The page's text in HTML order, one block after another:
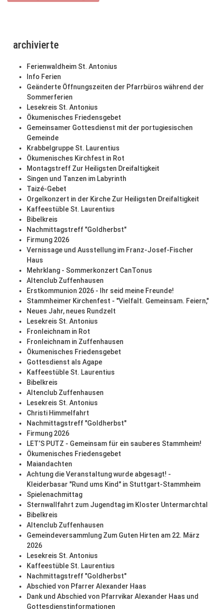
archivierte
Ferienwaldheim St. Antonius
Info Ferien
Geänderte Öffnungszeiten der Pfarrbüros während der
Sommerferien
Lesekreis St. Antonius
Ökumenisches Friedensgebet
Gemeinsamer Gottesdienst mit der portugiesischen
Gemeinde
Krabbelgruppe St. Laurentius
Ökumenisches Kirchfest in Rot
Montagstreff Zur Heiligsten Dreifaltigkeit
Singen und Tanzen im Labyrinth
Taizé-Gebet
Orgelkonzert in der Kirche Zur Heiligsten Dreifaltigkeit
Kaffeestüble St. Laurentius
Bibelkreis
Nachmittagstreff "Goldherbst"
Firmung 2026
Vernissage und Ausstellung im Franz-Josef-Fischer
Haus
Mehrklang - Sommerkonzert CanTonus
Altenclub Zuffenhausen
Erstkommunion 2026 - Ihr seid meine Freunde!
Stammheimer Kirchenfest - "Vielfalt. Gemeinsam. Feiern,"
Neues Jahr, neues Rundzelt
Lesekreis St. Antonius
Fronleichnam in Rot
Fronleichnam in Zuffenhausen
Ökumenisches Friedensgebet
Gottesdienst als Agape
Kaffeestüble St. Laurentius
Bibelkreis
Altenclub Zuffenhausen
Lesekreis St. Antonius
Christi Himmelfahrt
Nachmittagstreff "Goldherbst"
Firmung 2026
LET’S PUTZ - Gemeinsam für ein sauberes Stammheim!
Ökumenisches Friedensgebet
Maiandachten
Achtung die Veranstaltung wurde abgesagt! -
Kleiderbasar "Rund ums Kind" in Stuttgart-Stammheim
Spielenachmittag
Sternwallfahrt zum Jugendtag im Kloster Untermarchtal
Bibelkreis
Altenclub Zuffenhausen
Gemeindeversammlung Zum Guten Hirten am 22. März
2026
Lesekreis St. Antonius
Kaffeestüble St. Laurentius
Nachmittagstreff "Goldherbst"
Abschied von Pfarrer Alexander Haas
Dank und Abschied von Pfarrvikar Alexander Haas und
Gottesdienstinformationen